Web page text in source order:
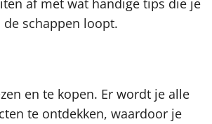
af met wat handige tips die je
schappen loopt.
en te kopen. Er wordt je alle
te ontdekken, waardoor je